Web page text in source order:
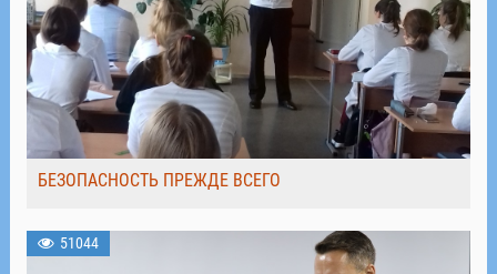
БЕЗОПАСНОСТЬ ПРЕЖДЕ ВСЕГО
51044